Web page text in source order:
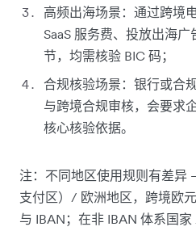
高频出海场景：通过跨境
SaaS 服务费、投放出海
节，均需核验 BIC 码；
合规核验场景：银行或合
与跨境合规审核，会要求
核心核验依据。
注：不同地区使用规则有差
支付区）/ 欧洲地区，跨境欧
与 IBAN；在非 IBAN 体系国